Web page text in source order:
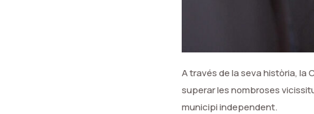
A través de la seva història, la
superar les nombroses
municipi independent.